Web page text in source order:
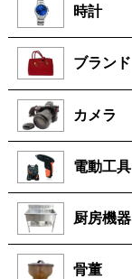
時計
ブランド
カメラ
電動工具
厨房機器
骨董